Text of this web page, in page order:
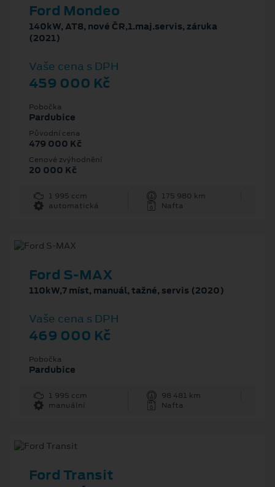
Ford Mondeo
140kW, AT8, nové ČR,1.maj.servis, záruka
(2021)
Vaše cena s DPH
459 000 Kč
Pobočka
Pardubice
Původní cena
479 000 Kč
Cenové zvýhodnění
20 000 Kč
1 995 ccm
175 980 km
automatická
Nafta
Ford S-MAX
110kW,7 míst, manuál, tažné, servis (2020)
Vaše cena s DPH
469 000 Kč
Pobočka
Pardubice
1 995 ccm
98 481 km
manuální
Nafta
Ford Transit